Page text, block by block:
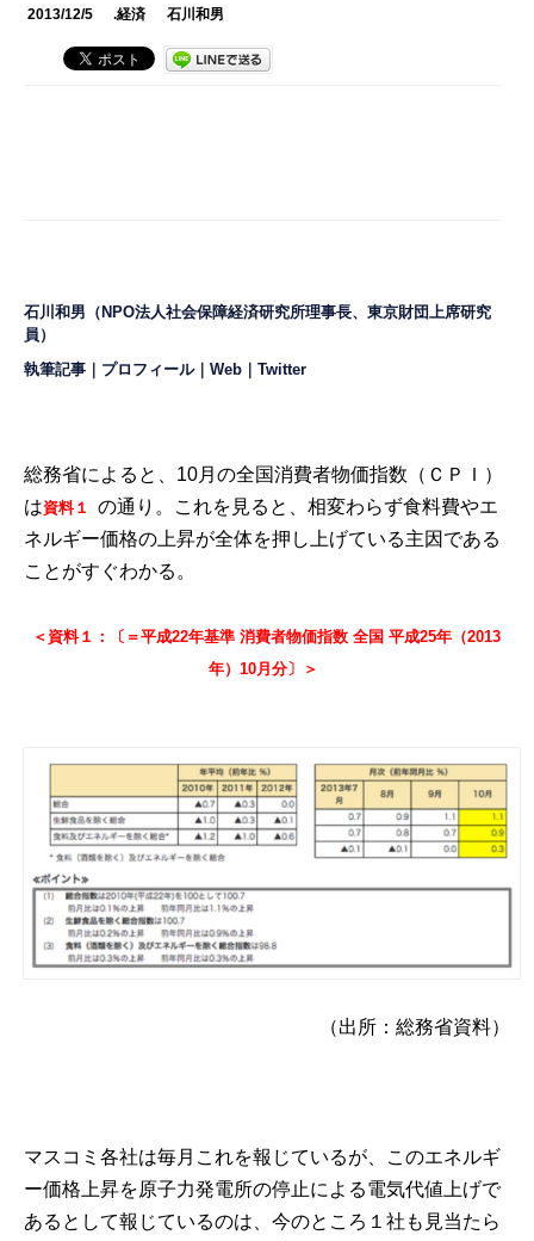
2013/12/5 .経済 石川和男
石川和男（NPO法人社会保障経済研究所理事長、東京財団上席研究
員）
執筆記事
プロフィール｜Web ｜Twitter
総務省によると、10月の全国消費者物価指数（ＣＰＩ）
は資料１
の通り。これを見ると、相変わらず食料費やエ
ネルギー価格の上昇が全体を押し上げている主因である
ことがすぐわかる。
＜資料１：〔＝平成22年基準 消費者物価指数 全国 平成25年（2013
年）10月分〕＞
（出所：総務省資料）
マスコミ各社は毎月これを報じているが、このエネルギ
ー価格上昇を原子力発電所の停止による電気代値上げで
あるとして報じているのは、今のところ１社も見当たら